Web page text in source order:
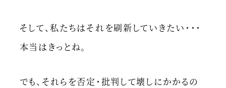
そして、私たちはそれを刷新していきたい・・・
本当はきっとね。
でも、それらを否定・批判して壊しにかかるの